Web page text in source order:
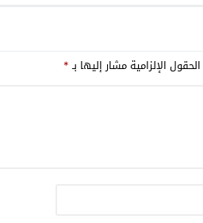
الحقول الإلزامية مشار إليها بـ*